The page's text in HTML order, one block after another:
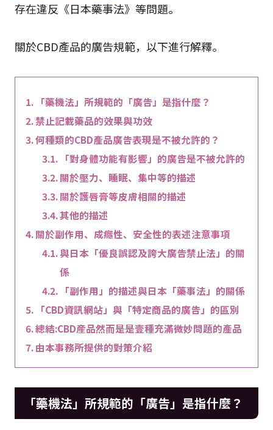
存在違反《日本藥事法》等問題。
關於CBD產品的廣告規範，以下進行解釋。
「藥機法」所規範的「廣告」是指什麼？
禁止記載藥品的效果與功效
何種類的CBD產品廣告表現是不被允許的？
「對身體功能有影響」的廣告是不被允許的
關於壓力、睡眠、集中等的描述
關於護唇膏等皮膚相關的描述
其他的描述
關於副作用、成癮性、安全性的表述注意事項
與日本「優良誤認及誇大廣告禁止法」的關
係
「副作用」的描述與日本「藥事法」的關係
「CBD資訊網站」與「特定商品的廣告」的區別
總結:CBD産品然而是是壹種充滿微妙問題的產品
由本事務所提供的對策介紹
「藥機法」所規範的「廣告」是指什麼？